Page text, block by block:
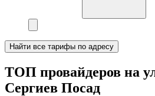
Найти все тарифы по адресу
ТОП провайдеров на
Сергиев Посад